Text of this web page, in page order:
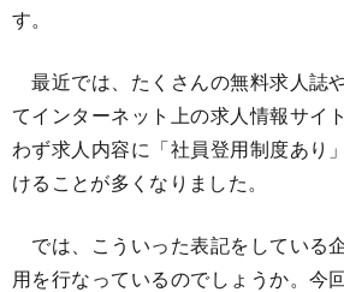
す。
最近では、たくさんの無料求人誌
てインターネット上の求人情報サイ
わず求人内容に「社員登用制度あり
けることが多くなりました。
では、こういった表記をしている
用を行なっているのでしょうか。今